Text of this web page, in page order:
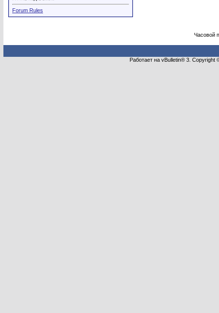
Forum Rules
Часовой
Работает на vBulletin® 3.